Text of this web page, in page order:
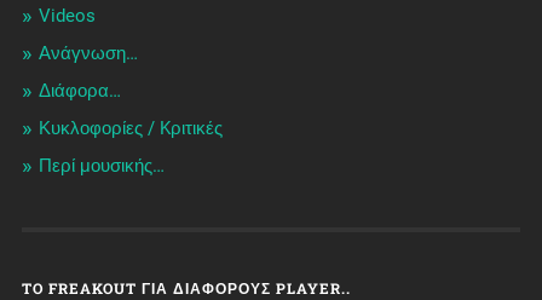
Videos
Ανάγνωση…
Διάφορα…
Κυκλοφορίες / Kριτικές
Περί μουσικής…
TO FREAKOUT ΓΙΑ ΔΙΆΦΟΡΟΥΣ PLAYER..